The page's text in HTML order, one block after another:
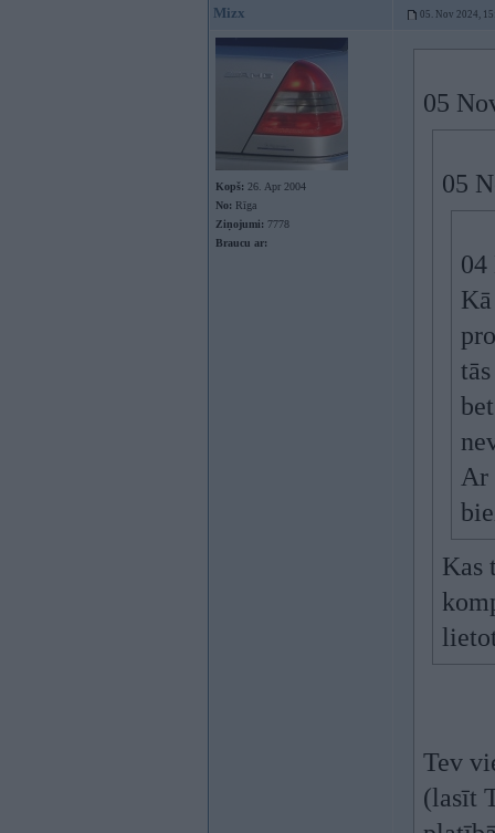
Mizx 05. Nov 2024,
Kopš: 26. Apr 2004
No: Rīga
Ziņojumi: 7778
Braucu ar:
05
05
04
Ar
Kas
Tev
(lasīt